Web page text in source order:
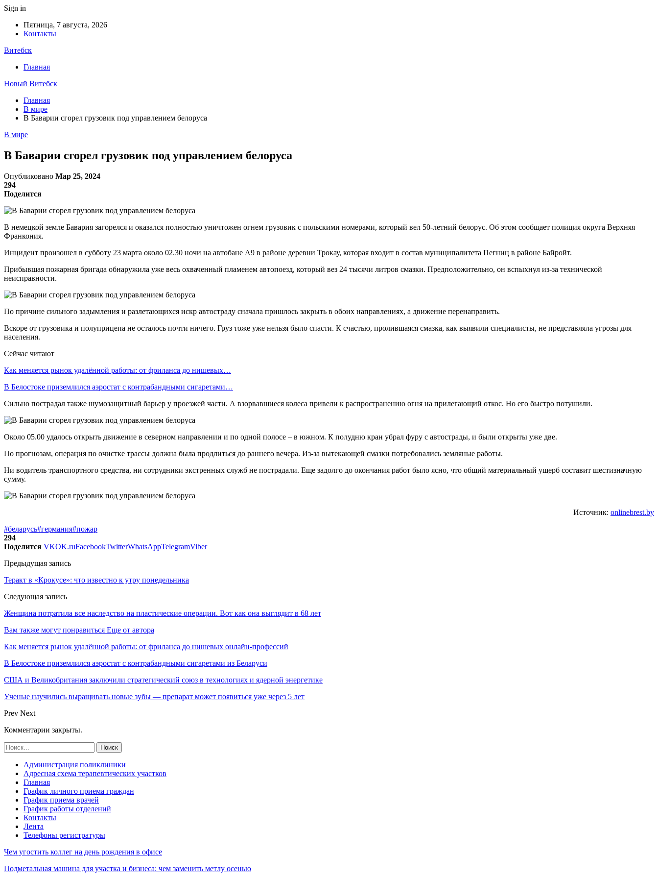
Sign in
Пятница, 7 августа, 2026
Контакты
Витебск
Главная
Новый Витебск
Главная
В мире
В Баварии сгорел грузовик под управлением белоруса
В мире
В Баварии сгорел грузовик под управлением белоруса
Опубликовано Мар 25, 2024
294
Поделится
В немецкой земле Бавария загорелся и оказался полностью уничтожен огнем грузовик с польскими номерами, который вел 50-летний белорус. Об этом сообщает полиция округа Верхняя
Франкония.
Инцидент произошел в субботу 23 марта около 02.30 ночи на автобане А9 в районе деревни Трокау, которая входит в состав муниципалитета Пегниц в районе Байройт.
Прибывшая пожарная бригада обнаружила уже весь охваченный пламенем автопоезд, который вез 24 тысячи литров смазки. Предположительно, он вспыхнул из-за технической
неисправности.
По причине сильного задымления и разлетающихся искр автостраду сначала пришлось закрыть в обоих направлениях, а движение перенаправить.
Вскоре от грузовика и полуприцепа не осталось почти ничего. Груз тоже уже нельзя было спасти. К счастью, пролившаяся смазка, как выявили специалисты, не представляла угрозы для
населения.
Сейчас читают
Как меняется рынок удалённой работы: от фриланса до нишевых…
В Белостоке приземлился аэростат с контрабандными сигаретами…
Сильно пострадал также шумозащитный барьер у проезжей части. А взорвавшиеся колеса привели к распространению огня на прилегающий откос. Но его быстро потушили.
Около 05.00 удалось открыть движение в северном направлении и по одной полосе – в южном. К полудню кран убрал фуру с автострады, и были открыты уже две.
По прогнозам, операция по очистке трассы должна была продлиться до раннего вечера. Из-за вытекающей смазки потребовались земляные работы.
Ни водитель транспортного средства, ни сотрудники экстренных служб не пострадали. Еще задолго до окончания работ было ясно, что общий материальный ущерб составит шестизначную
сумму.
Источник: onlinebrest.by
#беларусь#германия#пожар
294
Поделится VKOK.ruFacebookTwitterWhatsAppTelegramViber
Предыдущая запись
Теракт в «Крокусе»: что известно к утру понедельника
Следующая запись
Женщина потратила все наследство на пластические операции. Вот как она выглядит в 68 лет
Вам также могут понравиться Еще от автора
Как меняется рынок удалённой работы: от фриланса до нишевых онлайн-профессий
В Белостоке приземлился аэростат с контрабандными сигаретами из Беларуси
США и Великобритания заключили стратегический союз в технологиях и ядерной энергетике
Ученые научились выращивать новые зубы — препарат может появиться уже через 5 лет
Prev Next
Комментарии закрыты.
Администрация поликлиники
Адресная схема терапевтических участков
Главная
График личного приема граждан
График приема врачей
График работы отделений
Контакты
Лента
Телефоны регистратуры
Чем угостить коллег на день рождения в офисе
Подметальная машина для участка и бизнеса: чем заменить метлу осенью